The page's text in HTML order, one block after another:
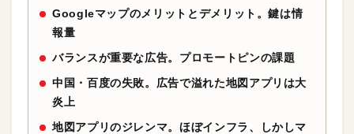
Googleマップのメリットとデメリット。鍵は情
報量
バランスが重要な広告。プロモートピンの課題
中国・百度の失敗。広告で溢れた地図アプリは大
炎上
地図アプリのジレンマ。ほぼインフラ、しかしマ